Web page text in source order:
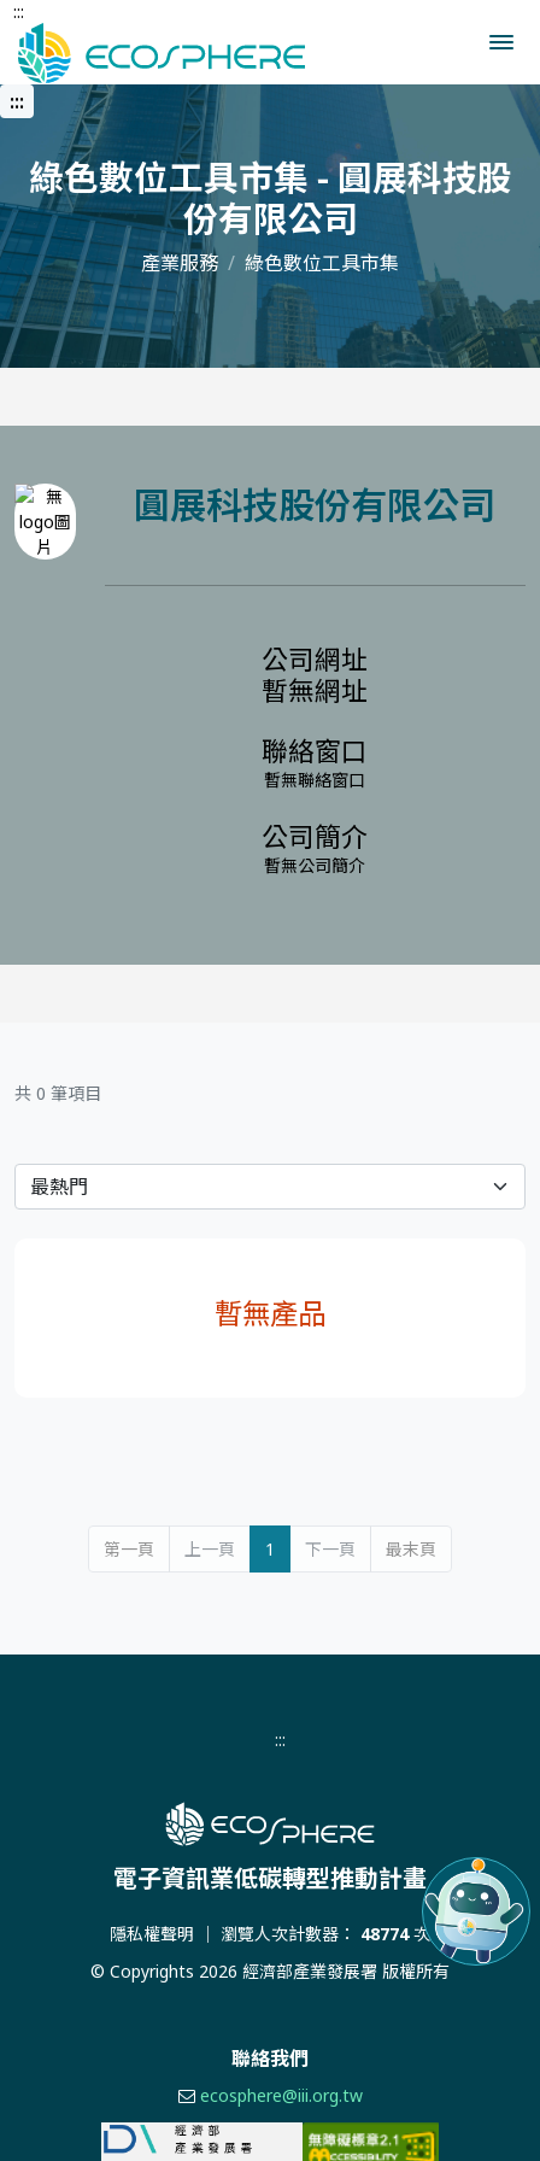
跳
到
中
內
:::
:::
綠色數位工具市集 - 圓展科技股
份有限公司
產業服務 綠色數位工具市集
圓展科技股份有限公司
公司網址
暫無網址
聯絡窗口
暫無聯絡窗口
公司簡介
暫無公司簡介
共 0 筆項目
暫無產品
第一頁 上一頁 1 下一頁 最末頁
:::
電子資訊業低碳轉型推動計畫
隱私權聲明 ｜ 瀏覽人次計數器： 48774次
© Copyrights 2026 經濟部產業發展署 版權所有
聯絡我們
ecosphere@iii.org.tw